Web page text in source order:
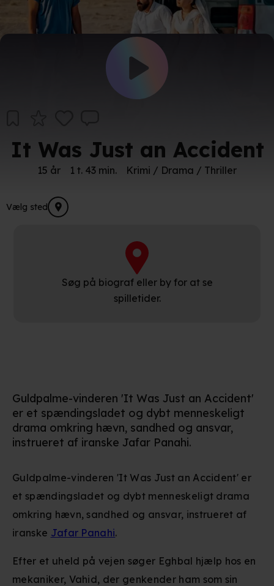
It Was Just an Accident
15 år 1 t. 43 min. Krimi / Drama / Thriller
Vælg sted
Søg på biograf eller by for at se
spilletider.
Guldpalme-vinderen 'It Was Just an Accident'
er et spændingsladet og dybt menneskeligt
drama omkring hævn, sandhed og ansvar,
instrueret af iranske Jafar Panahi.
Guldpalme-vinderen 'It Was Just an Accident' er
et spændingsladet og dybt menneskeligt drama
omkring hævn, sandhed og ansvar, instrueret af
iranske Jafar Panahi.
Efter et uheld på vejen søger Eghbal hjælp hos en
mekaniker, Vahid, der genkender ham som sin